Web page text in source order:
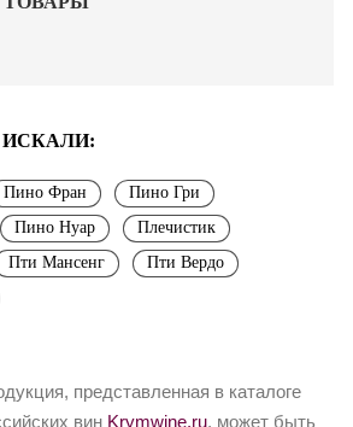
Пино Фран
Пино Гри
Пино Нуар
Плечистик
Пти Мансенг
Пти Вердо
представленная в каталоге
вин Krymwine.ru, может быть